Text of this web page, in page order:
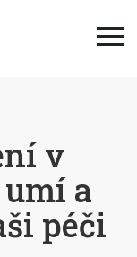
v
a
péči